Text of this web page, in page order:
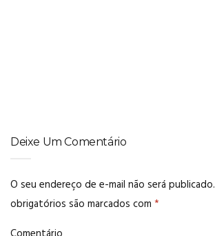
Deixe Um Comentário
O seu endereço de e-mail não será publicado.
obrigatórios são marcados com *